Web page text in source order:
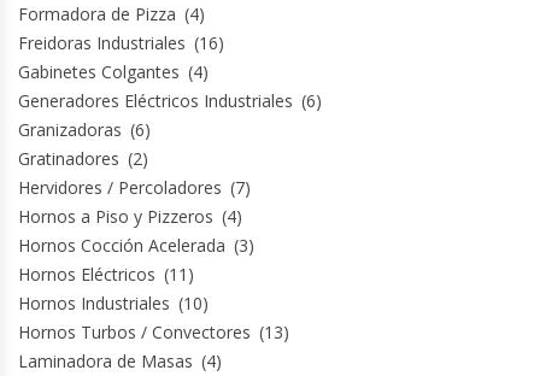
Formadora de Pizza (4)
Freidoras Industriales (16)
Gabinetes Colgantes (4)
Generadores Eléctricos Industriales (6)
Granizadoras (6)
Gratinadores (2)
Hervidores / Percoladores (7)
Hornos a Piso y Pizzeros (4)
Hornos Cocción Acelerada (3)
Hornos Eléctricos (11)
Hornos Industriales (10)
Hornos Turbos / Convectores (13)
Laminadora de Masas (4)